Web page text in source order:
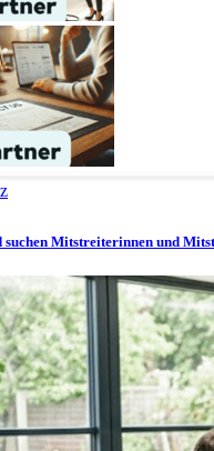
suchen Mitstreiterinnen und